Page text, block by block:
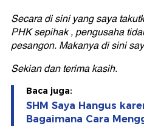
Secara di sini yang saya
PHK sepihak , pengusaha
pesangon. Makanya di sini
Sekian dan terima kasih.
Baca juga:
SHM Saya Hangus
Bagaimana Cara